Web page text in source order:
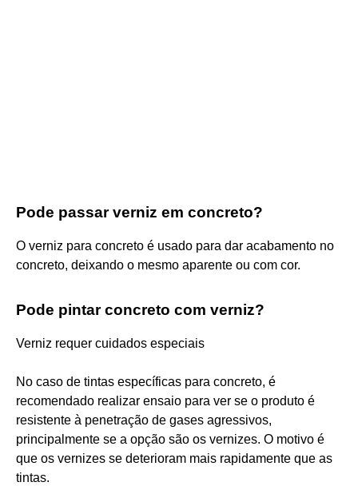
Pode passar verniz em concreto?
O verniz para concreto é usado para dar acabamento no
concreto, deixando o mesmo aparente ou com cor.
Pode pintar concreto com verniz?
Verniz requer cuidados especiais
No caso de tintas específicas para concreto, é
recomendado realizar ensaio para ver se o produto é
resistente à penetração de gases agressivos,
principalmente se a opção são os vernizes. O motivo é
que os vernizes se deterioram mais rapidamente que as
tintas.